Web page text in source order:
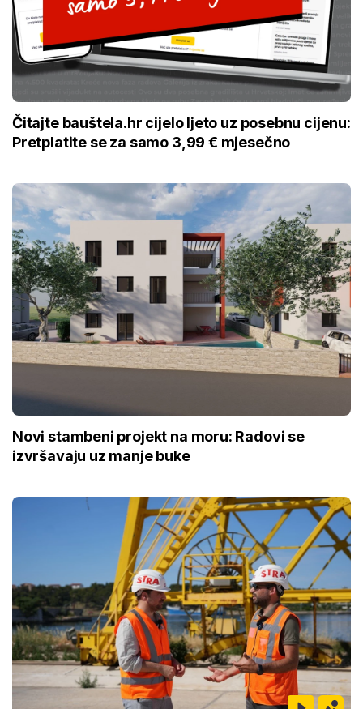
Čitajte bauštela.hr cijelo ljeto uz posebnu cijenu:
Pretplatite se za samo 3,99 € mjesečno
Novi stambeni projekt na moru: Radovi se
izvršavaju uz manje buke